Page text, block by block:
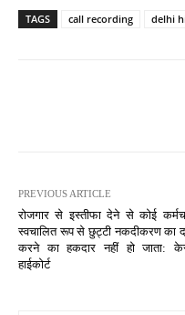
TAGS call recording delhi
PREVIOUS ARTICLE
रोजगार से इस्तीफा देने से कोई
स्वचालित रूप से छुट्टी नकदीकरण का
करने का हकदार नहीं हो जाता:
हाईकोर्ट